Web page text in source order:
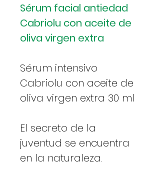
Sérum facial antiedad
Cabriolu con aceite de
oliva virgen extra
Sérum intensivo
Cabriolu con aceite de
oliva virgen extra 30 ml
El secreto de la
juventud se encuentra
en la naturaleza.